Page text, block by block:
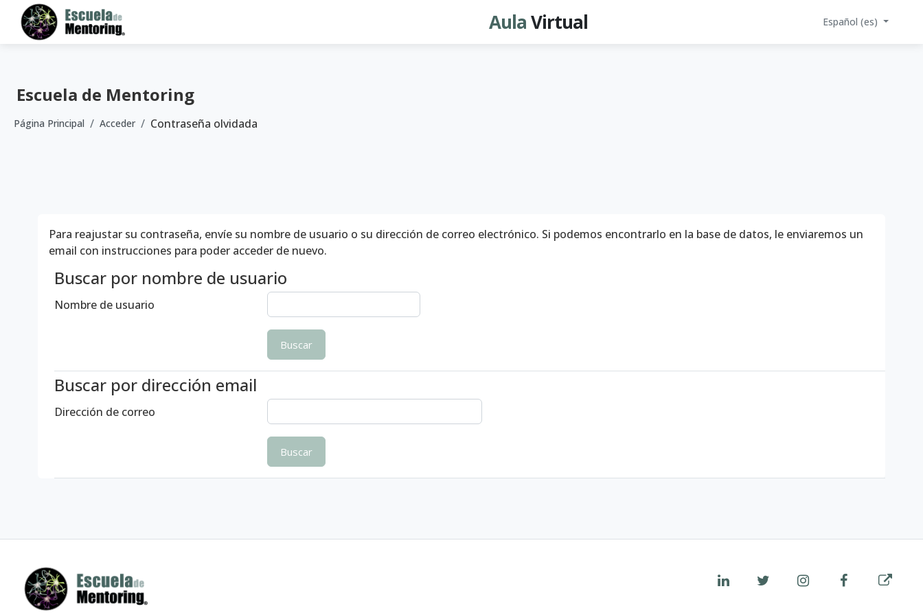
Salta al contenido principal
AulaVirtual Español ‎(es)‎
Escuela de Mentoring
Página Principal Acceder Contraseña olvidada
Para reajustar su contraseña, envíe su nombre de usuario o su dirección de correo electrónico. Si podemos encontrarlo en la base de datos, le enviaremos un
email con instrucciones para poder acceder de nuevo.
Buscar por nombre de usuario
Nombre de usuario
Buscar por dirección email
Dirección de correo